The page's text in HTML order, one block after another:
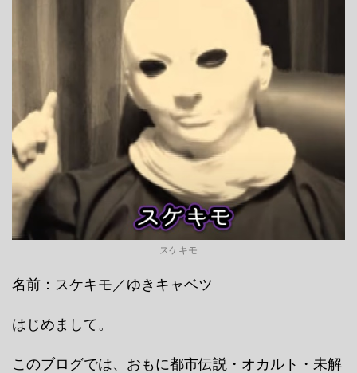
スケキモ
名前：スケキモ／ゆきキャベツ
はじめまして。
このブログでは、おもに都市伝説・オカルト・未解